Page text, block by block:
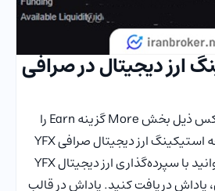
ارز دیجیتال در صرافی
از منوی سایت وای اف ایکس ذیل بخش More گزینه Earn را
انتخاب کنید تا وارد صفحه استیکینگ ارز دیجیتال صرافی YFX
شوید. در این بخش می‌توانید با سپرده‌گذاری ارز دیجیتال YFX
دریافت کنید. پاداش در قالب